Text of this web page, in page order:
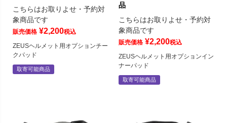
こちらはお取りよせ・予約対
象商品です
販売価格 ¥2,200税込
ZEUSヘルメット用オプションチー
クパッド
取寄可能商品
品
こちらはお取りよせ・予約対
象商品です
販売価格 ¥2,200税込
ZEUSヘルメット用オプションイン
ナーパッド
取寄可能商品